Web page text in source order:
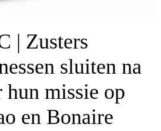
| Zusters
sluiten na
hun missie op
en Bonaire